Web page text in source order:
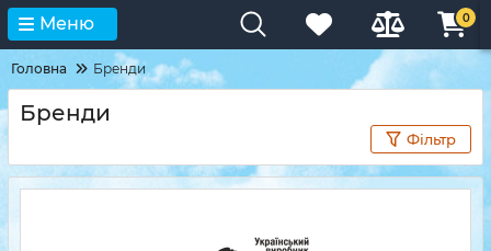
Меню 0
Головна Бренди
Бренди
Фільтр